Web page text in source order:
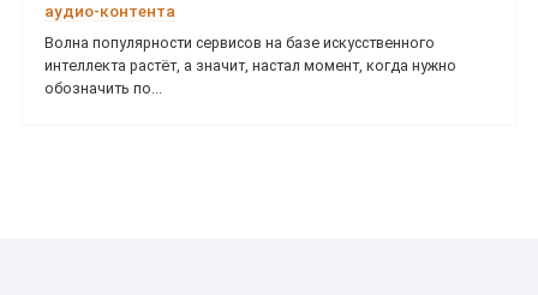
аудио-контента
Волна популярности сервисов на базе искусственного
интеллекта растёт, а значит, настал момент, когда нужно
обозначить по...